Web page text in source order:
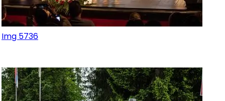
Img 5736